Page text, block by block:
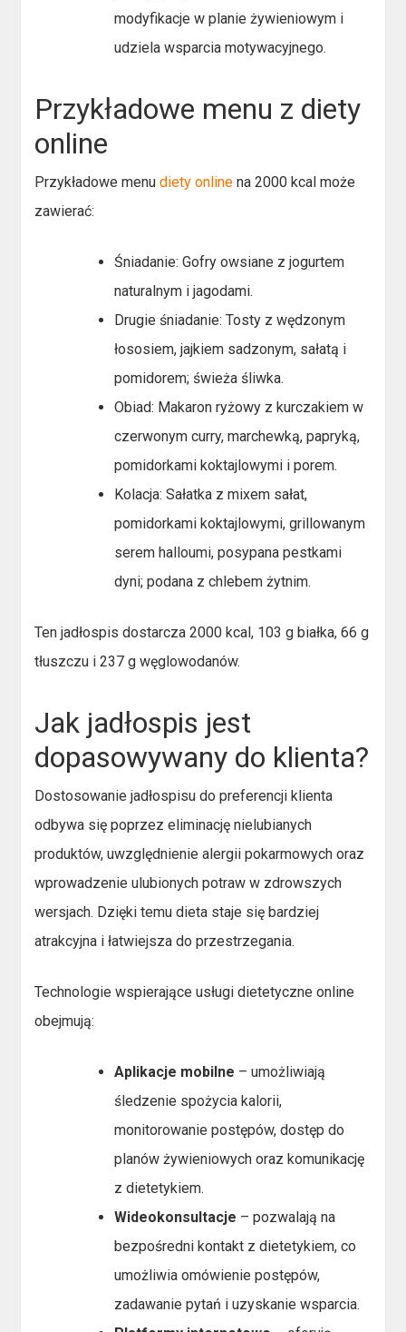
modyfikacje w planie żywieniowym i
udziela wsparcia motywacyjnego.
Przykładowe menu z diety
online
Przykładowe menudiety online na 2000 kcal może
zawierać:
Śniadanie: Gofry owsiane z jogurtem
naturalnym i jagodami.
Drugie śniadanie: Tosty z wędzonym
łososiem, jajkiem sadzonym, sałatą i
pomidorem; świeża śliwka.
Obiad: Makaron ryżowy z kurczakiem w
czerwonym curry, marchewką, papryką,
pomidorkami koktajlowymi i porem.
Kolacja: Sałatka z mixem sałat,
pomidorkami koktajlowymi, grillowanym
serem halloumi, posypana pestkami
dyni; podana z chlebem żytnim.
Ten jadłospis dostarcza 2000 kcal, 103 g białka, 66 g
tłuszczu i 237 g węglowodanów.
Jak jadłospis jest
dopasowywany do klienta?
Dostosowanie jadłospisu do preferencji klienta
odbywa się poprzez eliminację nielubianych
produktów, uwzględnienie alergii pokarmowych oraz
wprowadzenie ulubionych potraw w zdrowszych
wersjach. Dzięki temu dieta staje się bardziej
atrakcyjna i łatwiejsza do przestrzegania.
Technologie wspierające usługi dietetyczne online
obejmują:
Aplikacje mobilne – umożliwiają
śledzenie spożycia kalorii,
monitorowanie postępów, dostęp do
planów żywieniowych oraz komunikację
z dietetykiem.
Wideokonsultacje – pozwalają na
bezpośredni kontakt z dietetykiem, co
umożliwia omówienie postępów,
zadawanie pytań i uzyskanie wsparcia.